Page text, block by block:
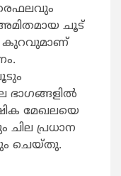
അമിതമായ ചൂട്
കുറവുമാണ്
ഭാഗങ്ങളിൽ
മേഖലയെ
പ്രധാന
ചെയ്തു.